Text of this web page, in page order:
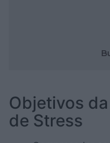
Objetivos
de Stress